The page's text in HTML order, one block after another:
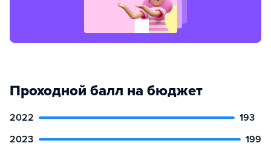
Проходной балл на бюджет
2022
193
2023
199